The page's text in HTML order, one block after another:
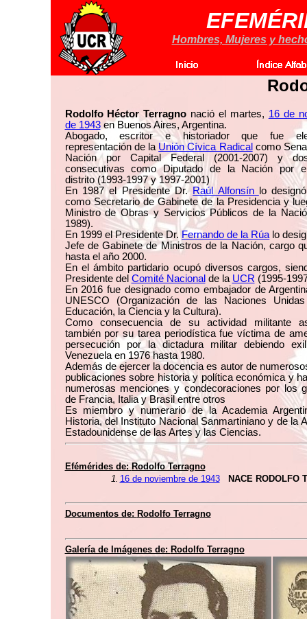
Hombres, Mujeres y
Rodolfo Héctor Terragno nació el martes, 16 de
de 1943en Buenos Aires, Argentina.
Abogado, escritor e historiador que fue
representación de la Unión Cívica Radical como
Nación por Capital Federal (2001-2007) y
consecutivas como Diputado de la Nación por
distrito (1993-1997 y 1997-2001)
En 1987 el Presidente Dr. Raúl Alfonsín
lo
como Secretario de Gabinete de la Presidencia y
Ministro de Obras y Servicios Públicos de la
1989).
En 1999 el Presidente Dr. Fernando de la Rúa lo
Jefe de Gabinete de Ministros de la Nación, cargo
hasta el año 2000.
En el ámbito partidario ocupó diversos cargos,
Presidente del Comité Nacional de la UCR (1995-
En 2016 fue designado como embajador de
UNESCO (Organización de las Naciones
Educación, la Ciencia y la Cultura).
Como consecuencia de su actividad militante
también por su tarea periodística fue víctima de
persecución por la dictadura militar debiendo
Venezuela en 1976 hasta 1980.
Además de ejercer la docencia es autor de
publicaciones sobre historia y política económica y
numerosas menciones y condecoraciones por los
de Francia, Italia y Brasil entre otros
Es miembro y numerario de la Academia
Historia, del Instituto Nacional Sanmartiniano y de la
Estadounidense de las Artes y las Ciencias.
Efémérides de: Rodolfo Terragno
1. 16 de noviembre de 1943 NACE RODOLFO
Documentos de: Rodolfo Terragno
Galería de Imágenes de: Rodolfo Terragno